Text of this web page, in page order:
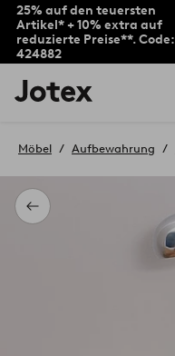
25% auf den teuersten
Artikel* + 10% extra auf
reduzierte Preise**. Code:
424882
Jotex-
Logo
Startseite
Zurück
Möbel Aufbewahrung